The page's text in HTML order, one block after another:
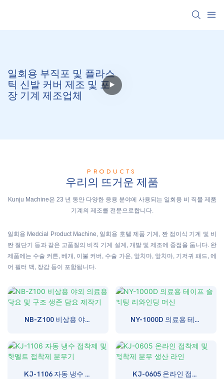
일회용 부직포 및 플라스
틱 신발 커버 제조 및 포
장 기계 제조업체
PRODUCTS
우리의 뜨거운 제품
Kunju Machine은 23 년 동안 다양한 응용 분야에 사용되는 일회용 비 직물 제품
기계의 제조를 전문으로합니다.
일회용 Medcial Product Machine, 일회용 호텔 제품 기계, 짠 접이식 기계 및 비
짠 절단기 등과 같은 고품질의 비직 기계 설계, 개발 및 제조에 중점을 둡니다. 완
제품에는 수술 커튼, 베개, 이불 커버, 수술 가운, 앞치마, 앞치마, 기저귀 패드, 에
어 필터 백, 장갑 등이 포함됩니다.
NB-Z100 비상용 야외
NY-1000D 의료용 테이
KJ-1106 자동 냉수 접
KJ-0605 온라인 접착